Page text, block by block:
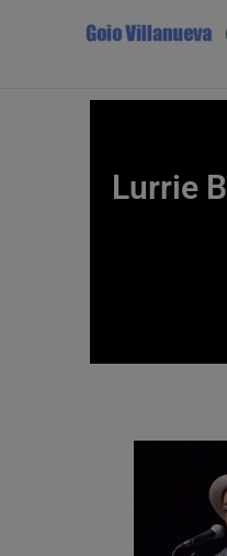
Lurrie